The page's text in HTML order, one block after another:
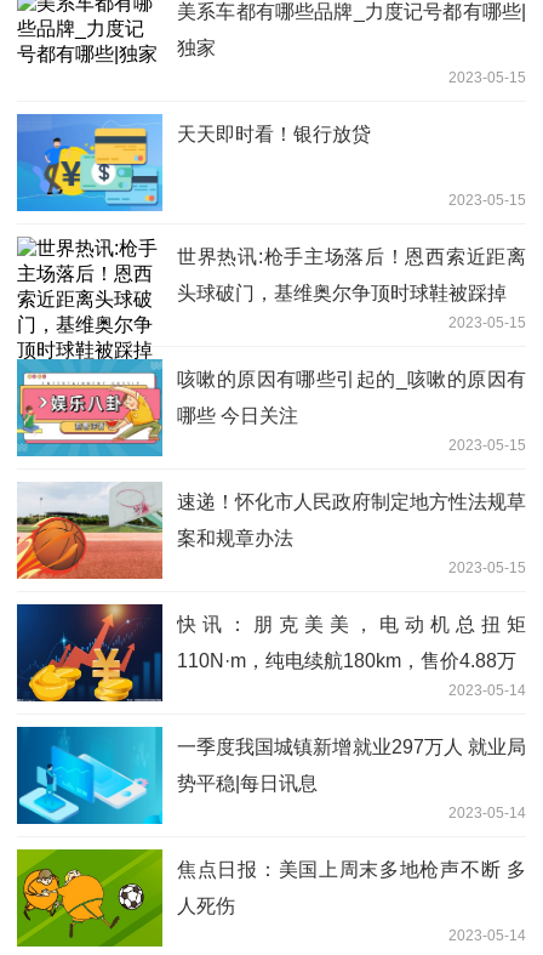
美系车都有哪些品牌_力度记号都有哪些|
独家
2023-05-15
天天即时看！银行放贷
2023-05-15
世界热讯:枪手主场落后！恩西索近距离
头球破门，基维奥尔争顶时球鞋被踩掉
2023-05-15
咳嗽的原因有哪些引起的_咳嗽的原因有
哪些 今日关注
2023-05-15
速递！怀化市人民政府制定地方性法规草
案和规章办法
2023-05-15
快讯：朋克美美，电动机总扭矩
110N·m，纯电续航180km，售价4.88万
2023-05-14
一季度我国城镇新增就业297万人 就业局
势平稳|每日讯息
2023-05-14
焦点日报：美国上周末多地枪声不断 多
人死伤
2023-05-14